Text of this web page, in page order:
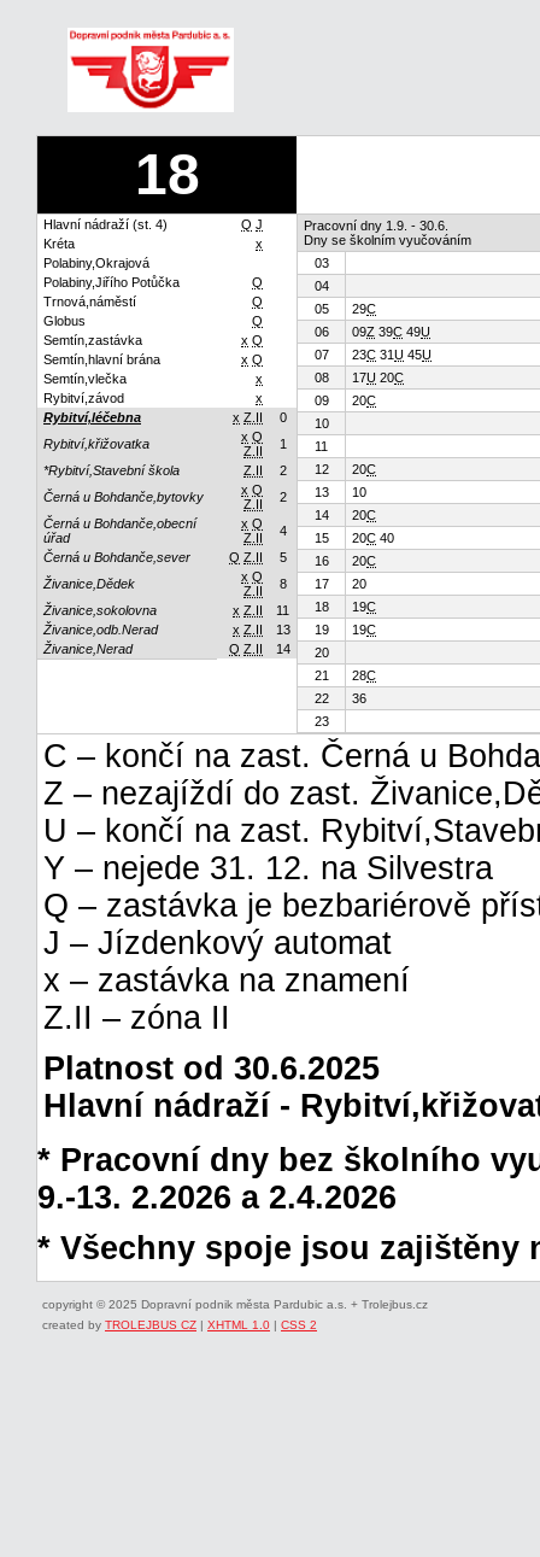
18
Hlavní nádraží (st. 4) Q J
Kréta
x
Polabiny,Okrajová
Polabiny,Jiřího Potůčka
Q
Trnová,náměstí
Q
Globus
Q
Semtín,zastávka
x Q
Semtín,hlavní brána
x Q
Semtín,vlečka
x
Rybitví,závod
x
Rybitví,léčebna
x Z.II
0
Rybitví,křižovatka
x Q
Z.II
1
*Rybitví,Stavební škola
Z.II
2
Černá u Bohdanče,bytovky
x Q
Z.II
2
Černá u Bohdanče,obecní
úřad
x Q
Z.II
4
Černá u Bohdanče,sever
Q Z.II
5
Živanice,Dědek
x Q
Z.II
8
Živanice,sokolovna
x Z.II
11
Živanice,odb.Nerad
x Z.II
13
Živanice,Nerad
Q Z.II 14
Pracovní dny 1.9. - 30.6.
Dny se školním vyučováním
03
04
05
29C
06
09Z 39C 49U
07
23C 31U 45U
08
17U 20C
09
20C
10
11
12
20C
13
10
14
20C
15
20C 40
16
20C
17
20
18
19C
19
19C
20
21
28C
22
36
23
C – končí na zast. Černá u
Z – nezajíždí do zast.
U – končí na zast.
Y – nejede 31. 12. na Silvestra
Q – zastávka je bezbariérově
J – Jízdenkový automat
x – zastávka na znamení
Z.II – zóna II
Platnost od 30.6.2025
Hlavní nádraží -
* Pracovní dny bez školního
9.-13. 2.2026 a 2.4.2026
* Všechny spoje jsou zajištěny
copyright © 2025 Dopravní podnik města Pardubic a.s. + Trolejbus.cz
created by TROLEJBUS CZ | XHTML 1.0 | CSS 2